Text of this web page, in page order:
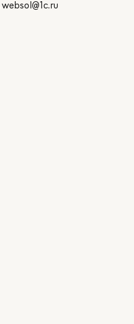
websol@1c.ru